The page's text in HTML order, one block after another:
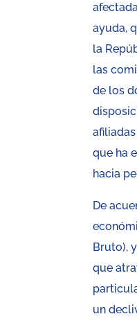
ayuda,
la
las
de los
que ha
hacia
De
Bruto),
que
un